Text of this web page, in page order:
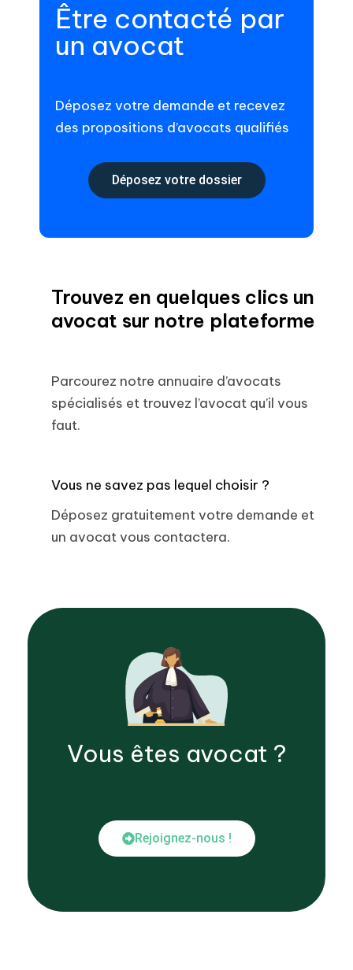
Être contacté par
un avocat
Déposez votre demande et recevez
des propositions d’avocats qualifiés
Déposez votre dossier
Trouvez en quelques clics un
avocat sur notre plateforme
Parcourez notre annuaire d’avocats
spécialisés et trouvez l’avocat qu’il vous
faut.
Vous ne savez pas lequel choisir ?
Déposez gratuitement votre demande et
un avocat vous contactera.
Vous êtes avocat ?
Rejoignez-nous !